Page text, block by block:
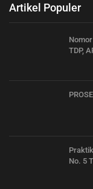
Artikel Populer
TDP,
No. 5